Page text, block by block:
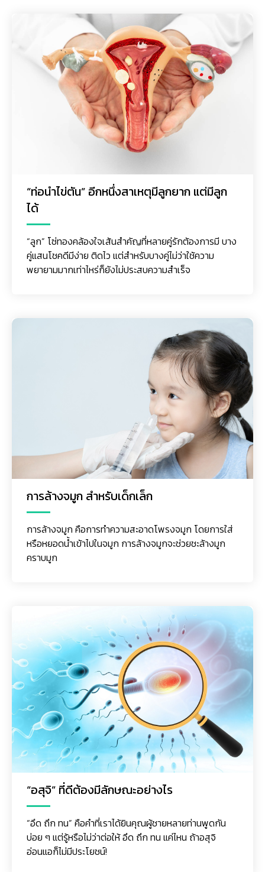
“ท่อนำไข่ตัน” อีกหนึ่งสาเหตุมีลูกยาก แต่มีลูก
ได้
“ลูก” โซ่ทองคล้องใจเส้นสำคัญที่หลายคู่รักต้องการมี บาง
คู่แสนโชคดีมีง่าย ติดไว แต่สำหรับบางคู่ไม่ว่าใช้ความ
พยายามมากเท่าไหร่ก็ยังไม่ประสบความสำเร็จ
การล้างจมูก สำหรับเด็กเล็ก
การล้างจมูก คือการทำความสะอาดโพรงจมูก โดยการใส่
หรือหยอดน้ำเข้าไปในจมูก การล้างจมูกจะช่วยชะล้างมูก
คราบมูก
“อสุจิ” ที่ดีต้องมีลักษณะอย่างไร
“อึด ถึก ทน” คือคำที่เราได้ยินคุณผู้ชายหลายท่านพูดกัน
บ่อย ๆ แต่รู้หรือไม่ว่าต่อให้ อึด ถึก ทน แค่ไหน ถ้าอสุจิ
อ่อนแอก็ไม่มีประโยชน์!